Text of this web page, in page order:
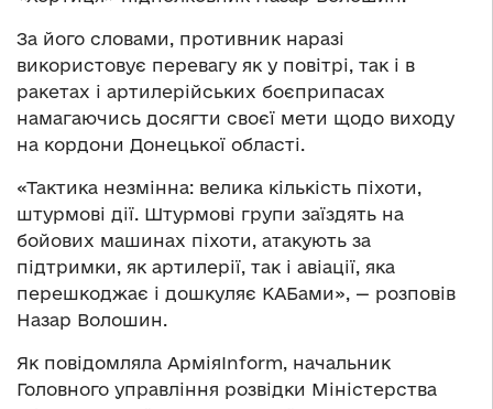
За його словами, противник наразі
використовує перевагу як у повітрі, так і в
ракетах і артилерійських боєприпасах
намагаючись досягти своєї мети щодо виходу
на кордони Донецької області.
«Тактика незмінна: велика кількість піхоти,
штурмові дії. Штурмові групи заїздять на
бойових машинах піхоти, атакують за
підтримки, як артилерії, так і авіації, яка
перешкоджає і дошкуляє КАБами», — розповів
Назар Волошин.
Як повідомляла АрміяInform, начальник
Головного управління розвідки Міністерства